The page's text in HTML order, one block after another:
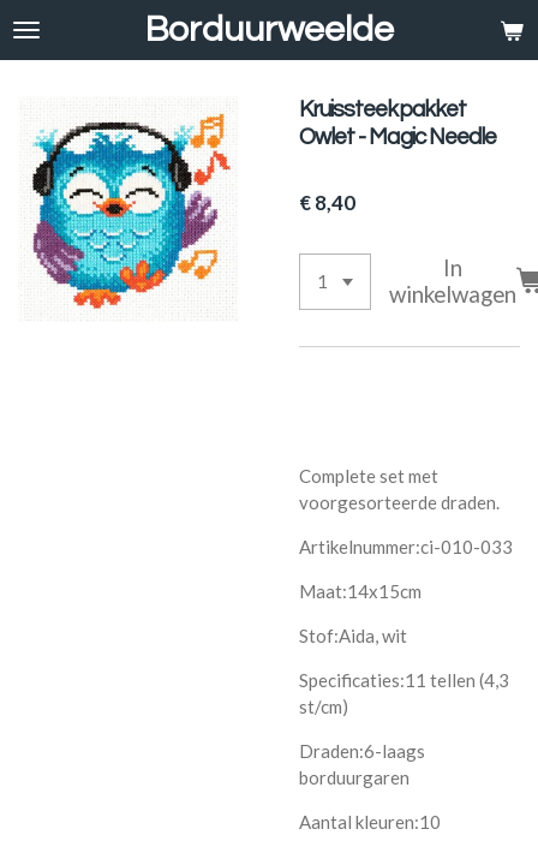
Ga
de
hoofdinhoud
Borduurweelde
Kruissteekpakket
Owlet - Magic Needle
€ 8,40
In
winkelwagen
Complete set met
voorgesorteerde draden.
Artikelnummer:ci-010-033
Maat:14x15cm
Stof:Aida, wit
Specificaties:11 tellen (4,3
st/cm)
Draden:6-laags
borduurgaren
Aantal kleuren:10